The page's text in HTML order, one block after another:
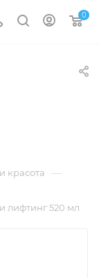
0
красота —
520 мл